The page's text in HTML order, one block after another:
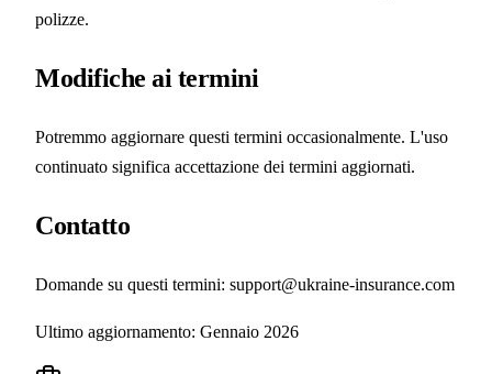
polizze.
Modifiche ai termini
Potremmo aggiornare questi termini occasionalmente. L'uso
continuato significa accettazione dei termini aggiornati.
Contatto
Domande su questi termini: support@ukraine-insurance.com
Ultimo aggiornamento: Gennaio 2026